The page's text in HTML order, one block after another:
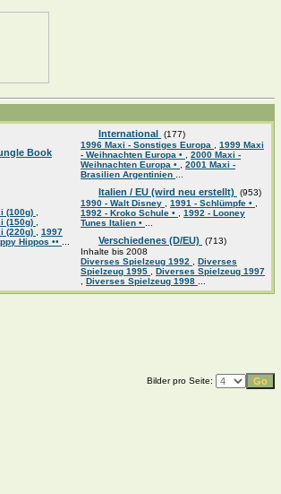
Book
(100g)
(150g)
(220g)
1997
Hippos ••
International (177)
1996 Maxi - Sonstiges Europa
1999 Maxi
- Weihnachten Europa •
2000 Maxi -
Weihnachten Europa •
2001 Maxi -
Brasilien Argentinien
Italien / EU (wird neu erstellt)
(953)
1990 - Walt Disney
1991 - Schlümpfe •
1992 - Kroko Schule •
1992 - Looney
Tunes Italien •
Verschiedenes (D/EU)
(713)
Inhalte bis 2008
Diverses Spielzeug 1992
Diverses
Spielzeug 1995
Diverses Spielzeug 1997
Diverses Spielzeug 1998
Bilder pro Seite: